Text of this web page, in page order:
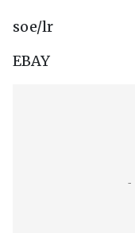
soe/lr
EBAY